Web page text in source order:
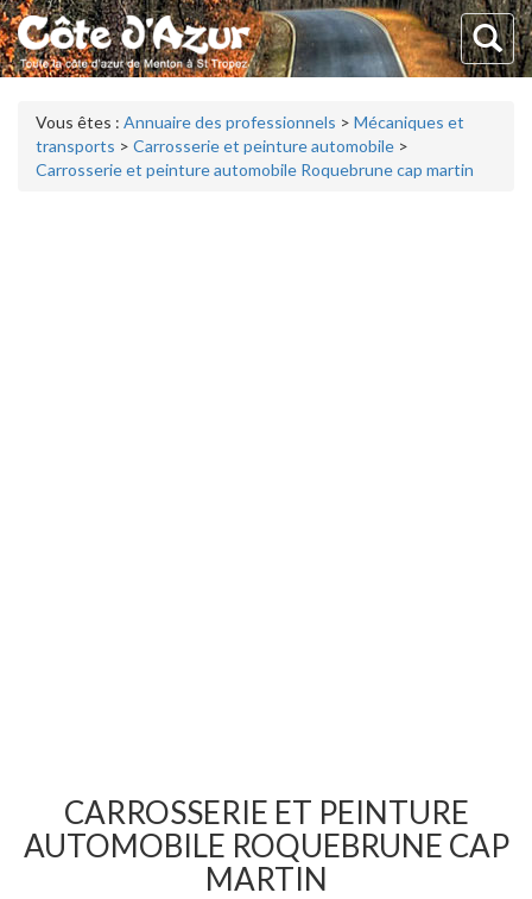
Vous êtes : Annuaire des professionnels > Mécaniques et
transports > Carrosserie et peinture automobile >
Carrosserie et peinture automobile Roquebrune cap martin
CARROSSERIE ET PEINTURE
AUTOMOBILE ROQUEBRUNE CAP
MARTIN